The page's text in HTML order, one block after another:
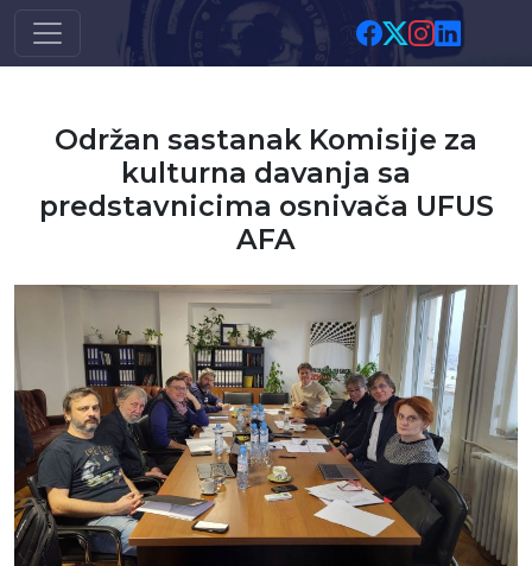
Skip to main content
Održan sastanak Komisije za
kulturna davanja sa
predstavnicima osnivača UFUS
AFA